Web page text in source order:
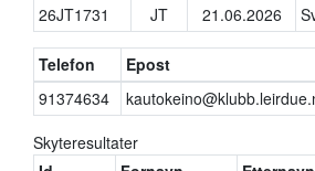
26JT1731
JT 21.06.2026
Telefon Epost
91374634
Skyteresultater